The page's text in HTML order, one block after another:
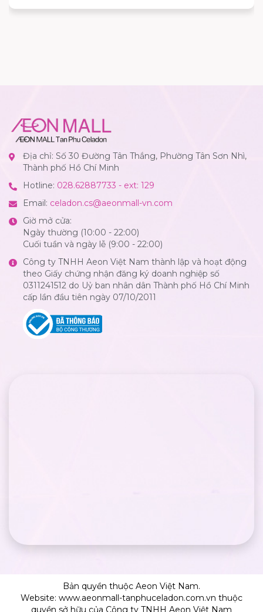
Địa chỉ: Số 30 Đường Tân Thắng, Phường Tân Sơn Nhì,
Thành phố Hồ Chí Minh
Hotline: 028.62887733 - ext: 129
Email: celadon.cs@aeonmall-vn.com
Giờ mở cửa:
Ngày thường (10:00 - 22:00)
Cuối tuần và ngày lễ (9:00 - 22:00)
Công ty TNHH Aeon Việt Nam thành lập và hoạt động
theo Giấy chứng nhận đăng ký doanh nghiệp số
0311241512 do Uỷ ban nhân dân Thành phố Hồ Chí Minh
cấp lần đầu tiên ngày 07/10/2011
Bản quyền thuộc Aeon Việt Nam.
Website: www.aeonmall-tanphuceladon.com.vn thuộc
quyền sở hữu của Công ty TNHH Aeon Việt Nam